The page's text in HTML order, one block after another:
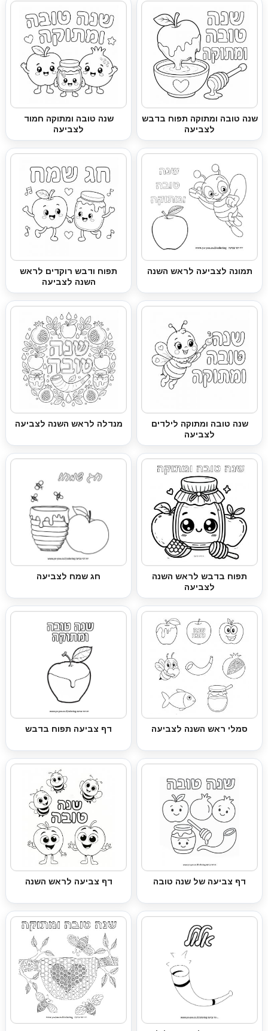
שנה טובה ומתוקה תפוח בדבש
לצביעה
שנה טובה ומתוקה חמוד
לצביעה
תמונה לצביעה לראש השנה
תפוח ודבש רוקדים לראש
השנה לצביעה
שנה טובה ומתוקה לילדים
לצביעה
מנדלה לראש השנה לצביעה
תפוח בדבש לראש השנה
לצביעה
חג שמח לצביעה
סמלי ראש השנה לצביעה דף צביעה תפוח בדבש
דף צביעה של שנה טובה דף צביעה לראש השנה